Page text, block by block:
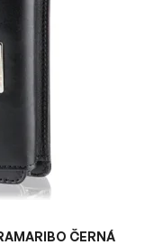
ČERNÁ